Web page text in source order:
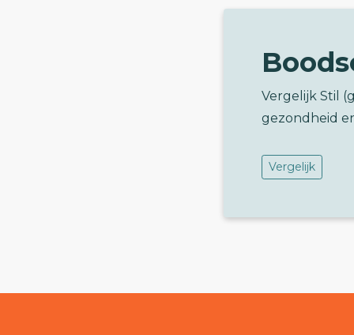
Vergelijk Stil
gezondheid
Vergelijk